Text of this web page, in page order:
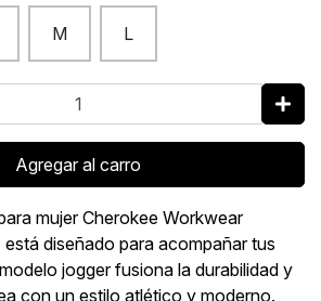
M L
Agregar al carro
mujer Cherokee Workwear
diseñado para acompañar tus
jogger fusiona la durabilidad y
con un estilo atlético y moderno.